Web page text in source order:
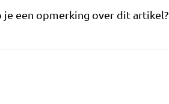
een opmerking over dit artikel?